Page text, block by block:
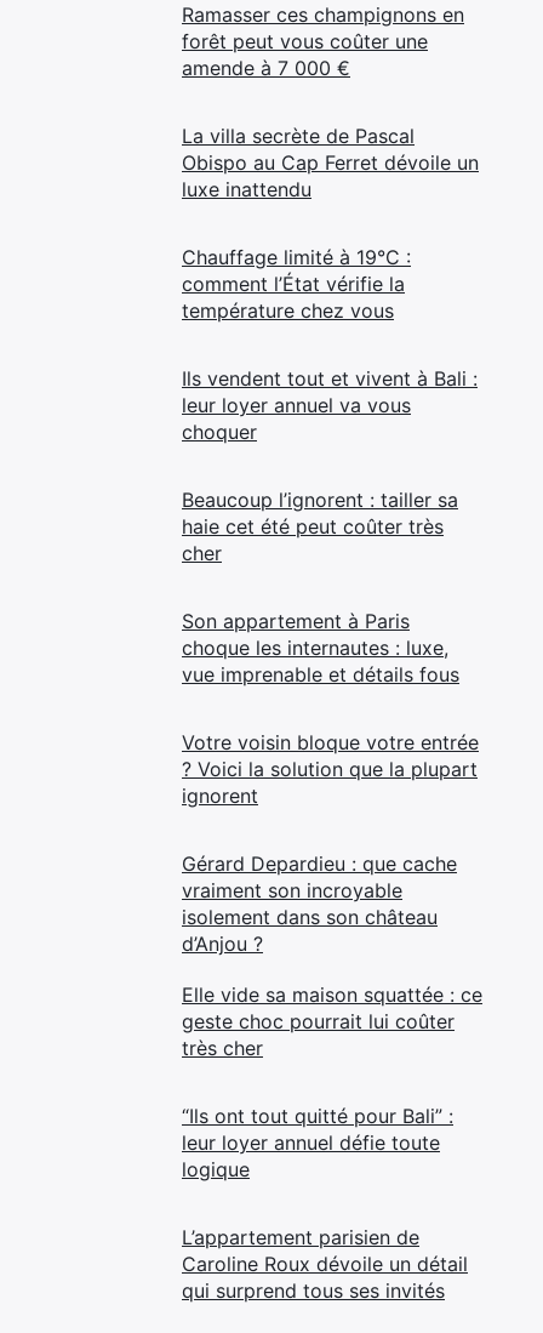
Ramasser ces champignons en
forêt peut vous coûter une
amende à 7 000 €
La villa secrète de Pascal
Obispo au Cap Ferret dévoile un
luxe inattendu
Chauffage limité à 19°C :
comment l’État vérifie la
température chez vous
Ils vendent tout et vivent à Bali :
leur loyer annuel va vous
choquer
Beaucoup l’ignorent : tailler sa
haie cet été peut coûter très
cher
Son appartement à Paris
choque les internautes : luxe,
vue imprenable et détails fous
Votre voisin bloque votre entrée
? Voici la solution que la plupart
ignorent
Gérard Depardieu : que cache
vraiment son incroyable
isolement dans son château
d’Anjou ?
Elle vide sa maison squattée : ce
geste choc pourrait lui coûter
très cher
“Ils ont tout quitté pour Bali” :
leur loyer annuel défie toute
logique
L’appartement parisien de
Caroline Roux dévoile un détail
qui surprend tous ses invités